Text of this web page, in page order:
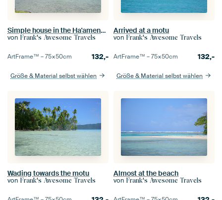
Simple house in the Ha'amene Bay
von Frank's Awesome Travels
ArtFrame™ –75×50cm 132,-
Größe & Material selbst wählen
Arrived at a motu
von Frank's Awesome Travels
ArtFrame™ –75×50cm 132,-
Größe & Material selbst wählen
Wading towards the motu
von Frank's Awesome Travels
Almost at the beach
von Frank's Awesome Travels